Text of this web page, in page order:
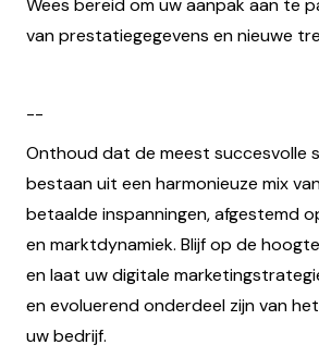
Wees bereid om uw aanpak aan te
van prestatiegegevens en nieuwe
--
Onthoud dat de meest succesvolle
bestaan uit een harmonieuze mix
betaalde inspanningen, afgestemd
en marktdynamiek. Blijf op de
en laat uw digitale
en evoluerend onderdeel zijn van
uw bedrijf.